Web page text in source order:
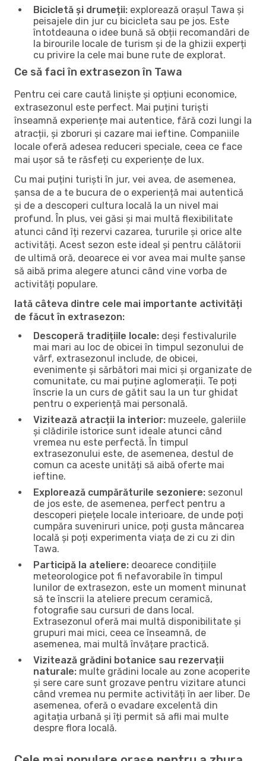
Bicicletă și drumeții: explorează orașul Tawa și
peisajele din jur cu bicicleta sau pe jos. Este
întotdeauna o idee bună să obții recomandări de
la birourile locale de turism și de la ghizii experți
cu privire la cele mai bune rute de explorat.
Ce să faci în extrasezon în Tawa
Pentru cei care caută liniște și opțiuni economice,
extrasezonul este perfect. Mai puțini turiști
înseamnă experiențe mai autentice, fără cozi lungi la
atracții, și zboruri și cazare mai ieftine. Companiile
locale oferă adesea reduceri speciale, ceea ce face
mai ușor să te răsfeți cu experiențe de lux.
Cu mai puțini turiști în jur, vei avea, de asemenea,
șansa de a te bucura de o experiență mai autentică
și de a descoperi cultura locală la un nivel mai
profund. În plus, vei găsi și mai multă flexibilitate
atunci când îți rezervi cazarea, tururile și orice alte
activități. Acest sezon este ideal și pentru călătorii
de ultimă oră, deoarece ei vor avea mai multe șanse
să aibă prima alegere atunci când vine vorba de
activități populare.
Iată câteva dintre cele mai importante activități
de făcut în extrasezon:
Descoperă tradițiile locale: deși festivalurile
mai mari au loc de obicei în timpul sezonului de
vârf, extrasezonul include, de obicei,
evenimente și sărbători mai mici și organizate de
comunitate, cu mai puține aglomerații. Te poți
înscrie la un curs de gătit sau la un tur ghidat
pentru o experiență mai personală.
Vizitează atracții la interior: muzeele, galeriile
și clădirile istorice sunt ideale atunci când
vremea nu este perfectă. În timpul
extrasezonului este, de asemenea, destul de
comun ca aceste unități să aibă oferte mai
ieftine.
Explorează cumpărăturile sezoniere: sezonul
de jos este, de asemenea, perfect pentru a
descoperi piețele locale interioare, de unde poți
cumpăra suveniruri unice, poți gusta mâncarea
locală și poți experimenta viața de zi cu zi din
Tawa.
Participă la ateliere: deoarece condițiile
meteorologice pot fi nefavorabile în timpul
lunilor de extrasezon, este un moment minunat
să te înscrii la ateliere precum ceramică,
fotografie sau cursuri de dans local.
Extrasezonul oferă mai multă disponibilitate și
grupuri mai mici, ceea ce înseamnă, de
asemenea, mai multă învățare practică.
Vizitează grădini botanice sau rezervații
naturale: multe grădini locale au zone acoperite
și sere care sunt grozave pentru vizitare atunci
când vremea nu permite activități în aer liber. De
asemenea, oferă o evadare excelentă din
agitația urbană și îți permit să afli mai multe
despre flora locală.